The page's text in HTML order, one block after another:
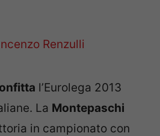
Renzulli
l’Eurolega 2013
La Montepaschi
in campionato con